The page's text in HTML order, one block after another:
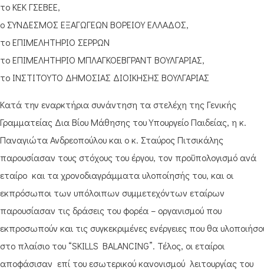
το ΚΕΚ ΓΣΕΒΕΕ,
ο ΣΥΝΔΕΣΜΟΣ ΕΞΑΓΩΓΕΩΝ ΒΟΡΕΙΟΥ ΕΛΛΑΔΟΣ,
το ΕΠΙΜΕΛΗΤΗΡΙΟ ΣΕΡΡΩΝ
το ΕΠΙΜΕΛΗΤΗΡΙΟ ΜΠΛΑΓΚΟΕΒΓΡΑΝΤ ΒΟΥΛΓΑΡΙΑΣ,
το ΙΝΣΤΙΤΟΥΤΟ ΔΗΜΟΣΙΑΣ ΔΙΟΙΚΗΣΗΣ ΒΟΥΛΓΑΡΙΑΣ
Κατά την εναρκτήρια συνάντηση τα στελέχη της Γενικής
Γραμματείας Δια Βίου Μάθησης του Υπουργείο Παιδείας, η κ.
Παναγιώτα Ανδρεοπούλου και ο κ. Σταύρος Πιτσικάλης
παρουσίασαν τους στόχους του έργου, τον προϋπολογισμό ανά
εταίρο και τα χρονοδιαγράμματα υλοποίησής του, και οι
εκπρόσωποι των υπόλοιπων συμμετεχόντων εταίρων
παρουσίασαν τις δράσεις του φορέα – οργανισμού που
εκπροσωπούν και τις συγκεκριμένες ενέργειες που θα
στο πλαίσιο του “SKILLS BALANCING”. Τέλος, οι εταίροι
αποφάσισαν επί του εσωτερικού κανονισμού λειτουργίας του